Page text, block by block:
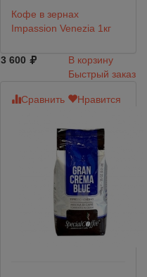
Кофе в зернах
Impassion Venezia 1кг
3 600
В корзину
Быстрый заказ
Сравнить Нравится